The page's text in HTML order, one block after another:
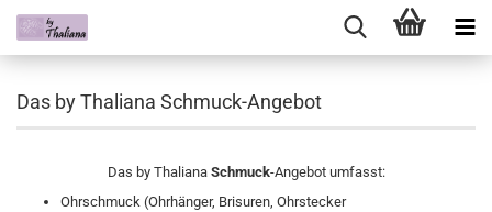
Das by Thaliana Schmuck-Angebot
Das by Thaliana Schmuck-Angebot umfasst:
Ohrschmuck (Ohrhänger, Brisuren, Ohrstecker